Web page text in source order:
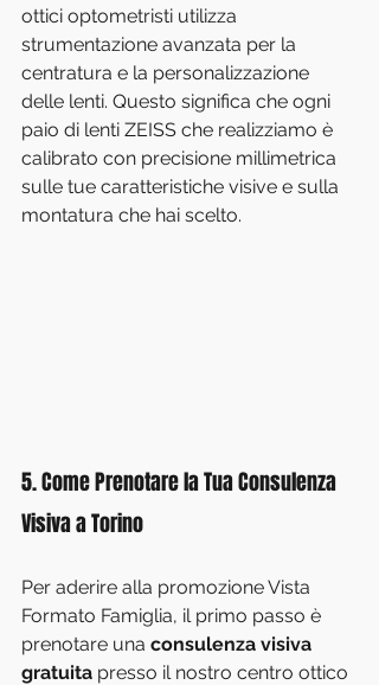
ottici optometristi utilizza
strumentazione avanzata per la
centratura e la personalizzazione
delle lenti. Questo significa che ogni
paio di lenti ZEISS che realizziamo è
calibrato con precisione millimetrica
sulle tue caratteristiche visive e sulla
montatura che hai scelto.
5. Come Prenotare la Tua Consulenza
Visiva a Torino
Per aderire alla promozione Vista
Formato Famiglia, il primo passo è
prenotare una consulenza visiva
gratuita presso il nostro centro ottico